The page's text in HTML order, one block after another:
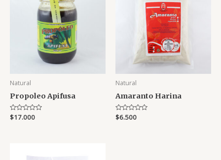
Natural
Propoleo Apifusa
Rated
0
$17.000
Natural
Amaranto Harina
Rated
0
$6.500